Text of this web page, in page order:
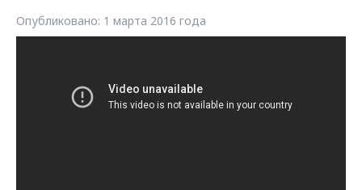
Опубликовано: 1 марта 2016 года